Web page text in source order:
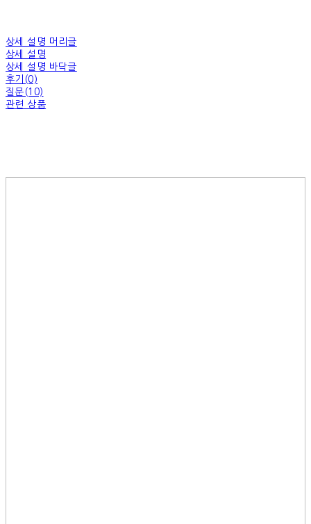
상세 설명 머리글
상세 설명
상세 설명 바닥글
후기(0)
질문(10)
관련 상품